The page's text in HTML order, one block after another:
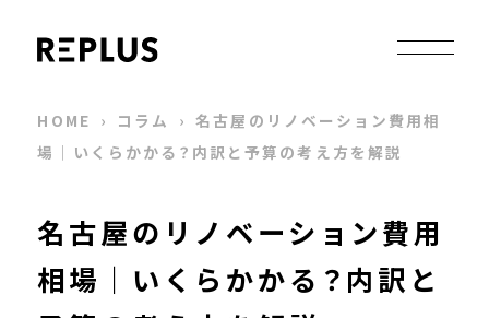
HOME › コラム ›名古屋のリノベーション費用相
場｜いくらかかる？内訳と予算の考え方を解説
名古屋のリノベーション費用
相場｜いくらかかる？内訳と